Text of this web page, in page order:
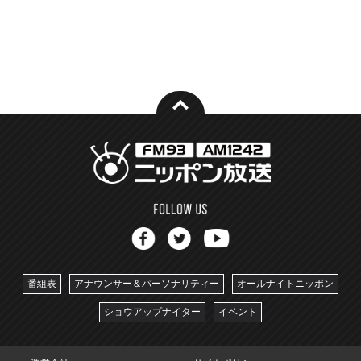
番組表 アナウンサー＆パーソナリティー オールナイトニッポン
ショウアップナイター イベント